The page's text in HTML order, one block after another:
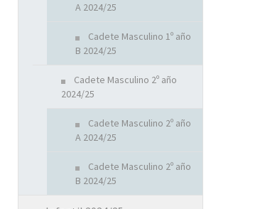
A 2024/25
Cadete Masculino 1º año
B 2024/25
Cadete Masculino 2º año
2024/25
Cadete Masculino 2º año
A 2024/25
Cadete Masculino 2º año
B 2024/25